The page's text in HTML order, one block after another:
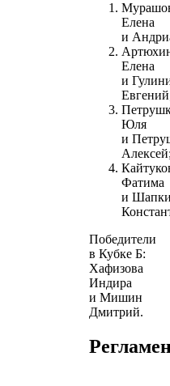
Елена
и
Елена
и
Юля
и
Фатима
и
Победители
в Кубке Б:
Хафизова
Индира
и Мишин
Дмитрий.